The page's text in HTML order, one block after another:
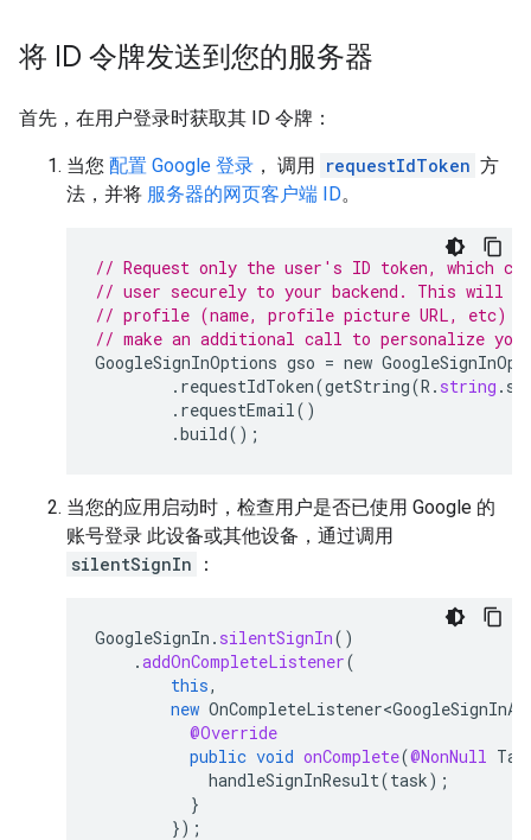
将 ID 令牌发送到您的服务器
首先，在用户登录时获取其 ID 令牌：
当您 配置 Google 登录 ， 调用 requestIdToken 方
法，并将 服务器的网页客户端 ID。
// Request only the user's ID token, which
// user securely to your backend. This will
// profile (name, profile picture URL, etc)
// make an additional call to personalize
GoogleSignInOptions gso = new
. requestIdToken(getString(R . string .
. requestEmail()
.build();
当您的应用启动时，检查用户是否已使用 Google 的
账号登录 此设备或其他设备，通过调用
silentSignIn
：
GoogleSignIn . silentSignIn()
.addOnCompleteListener(
this,
new
@Override
public void onComplete(@NonNull
handleSignInResult(task);
}
});